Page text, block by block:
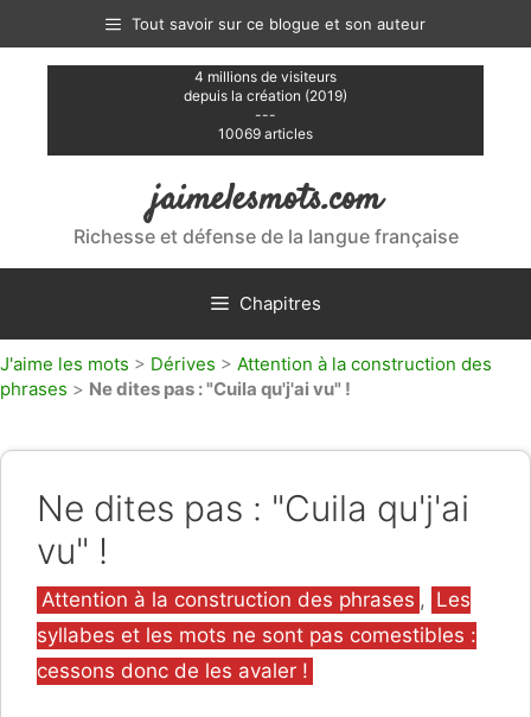
contenu
Tout savoir sur ce blogue et son auteur
4 millions de visiteurs
depuis la création (2019)
---
10069 articles
jaimelesmots.com
Richesse et défense de la langue française
Chapitres
J'aime les mots > Dérives > Attention à la construction des
phrases > Ne dites pas : "Cuila qu'j'ai vu" !
Ne dites pas : "Cuila qu'j'ai
vu" !
Catégories
Attention à la construction des phrases , Les
syllabes et les mots ne sont pas comestibles :
cessons donc de les avaler !